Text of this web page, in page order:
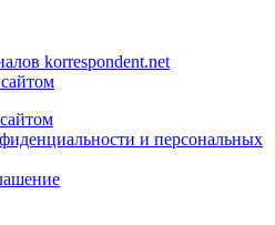
korrespondent.net
и персональных